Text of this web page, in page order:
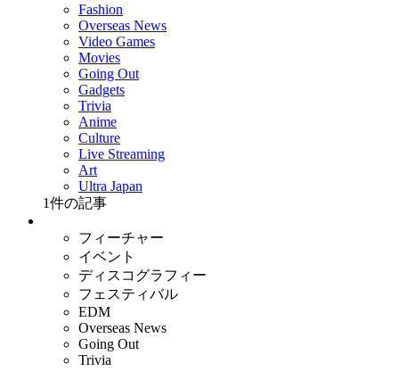
Fashion
Overseas News
Video Games
Movies
Going Out
Gadgets
Trivia
Anime
Culture
Live Streaming
Art
Ultra Japan
1件の記事
フィーチャー
イベント
ディスコグラフィー
フェスティバル
EDM
Overseas News
Going Out
Trivia